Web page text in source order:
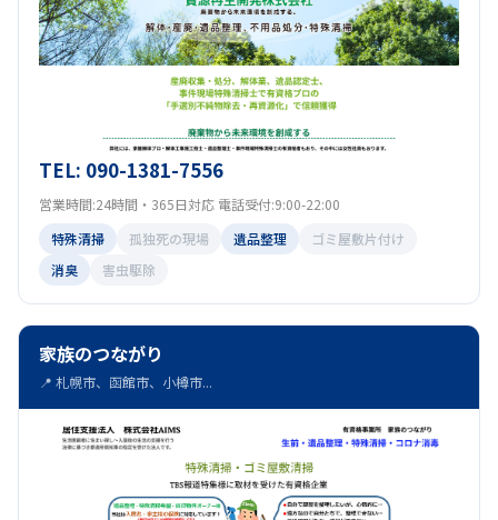
TEL: 090-1381-7556
営業時間:24時間・365日対応 電話受付:9:00-22:00
特殊清掃
孤独死の現場 遺品整理
ゴミ屋敷片付け
消臭
害虫駆除
家族のつながり
📍 札幌市、函館市、小樽市...